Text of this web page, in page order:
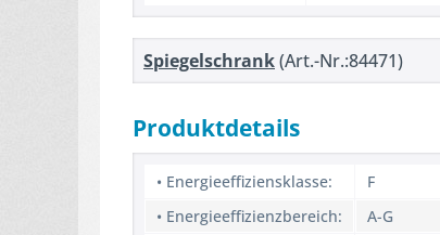
Spiegelschrank(Art.-Nr.:84471)
Produktdetails
• Energieeffiziensklasse:
F
• Energieeffizienzbereich:
A-G